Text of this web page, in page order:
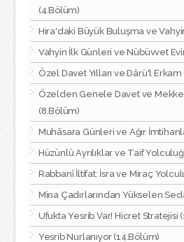
(4.Bölüm)
Hira'daki Büyük Buluşma ve
Vahyin İlk Günleri ve Nübüvvet
Özel Davet Yılları ve Dârü'l
Özelden Genele Davet ve
(8.Bölüm)
Muhâsara Günleri ve Ağır
Hüzünlü Ayrılıklar ve Taif
Rabbanî İltifat: İsra ve Miraç
Mina Çadırlarından Yükselen
Ufukta Yesrib Var! Hicret Stratejisi
Yesrib Nurlanıyor (14.Bölüm)